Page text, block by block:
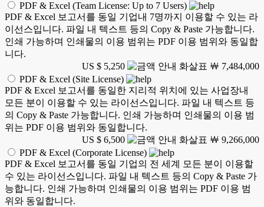
PDF & Excel (Team License: Up to 7 Users)
PDF & Excel 보고서를 동일 기업내 7명까지 이용할 수 있는 라
이선스입니다. 파일 내 텍스트 등의 Copy & Paste 가능합니다.
인쇄 가능하며 인쇄물의 이용 범위는 PDF 이용 범위와 동일합
니다.
US $ 5,250
￦ 7,484,000
PDF & Excel (Site License)
PDF & Excel 보고서를 동일한 지리적 위치에 있는 사업장내
모든 분이 이용할 수 있는 라이선스입니다. 파일 내 텍스트 등
의 Copy & Paste 가능합니다. 인쇄 가능하며 인쇄물의 이용 범
위는 PDF 이용 범위와 동일합니다.
US $ 6,500
￦ 9,266,000
PDF & Excel (Corporate License)
PDF & Excel 보고서를 동일 기업의 전 세계 모든 분이 이용할
수 있는 라이선스입니다. 파일 내 텍스트 등의 Copy & Paste 가
능합니다. 인쇄 가능하며 인쇄물의 이용 범위는 PDF 이용 범
위와 동일합니다.